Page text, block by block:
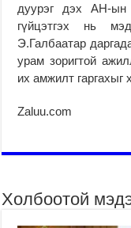
дуурэг дэх АН-ын
гүйцэтгэх нь
Э.Галбаатар
урам зоригтой
их амжилт гаргахыг
Zaluu.com
Холбоотой